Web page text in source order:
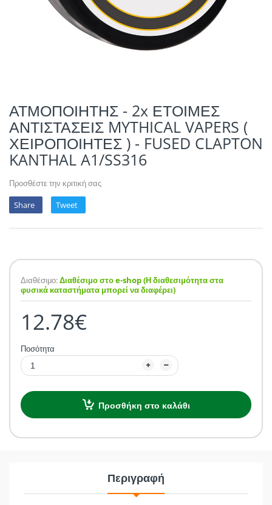
VIKINGS VAP &
POTION
QUACK'S JUICE
YUM!
ΑΤΜΟΠΟΙΗΤΗΣ - 2x ΕΤΟΙΜΕΣ
ΑΝΤΙΣΤΑΣΕΙΣ MYTHICAL VAPERS (
ΧΕΙΡΟΠΟΙΗΤΕΣ ) - FUSED CLAPTON
KANTHAL A1/SS316
Προσθέστε την κριτική σας
Share
Tweet
Διαθέσιμο:Διαθέσιμο στο e-shop (Η διαθεσιμότητα στα
φυσικά καταστήματα μπορεί να διαφέρει)
12.78€
Ποσότητα
Προσθήκη στο καλάθι
Περιγραφή